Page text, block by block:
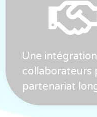
Une
collaborateurs
partenariat